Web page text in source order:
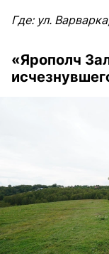
Где: ул.
«Ярополч